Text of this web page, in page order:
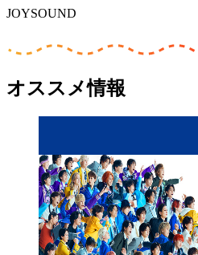
JOYSOUND
オススメ情報